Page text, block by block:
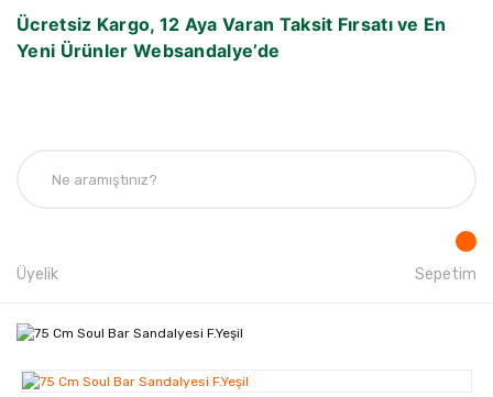
Ücretsiz Kargo, 12 Aya Varan Taksit Fırsatı ve En
Yeni Ürünler Websandalye’de
Üyelik Sepetim